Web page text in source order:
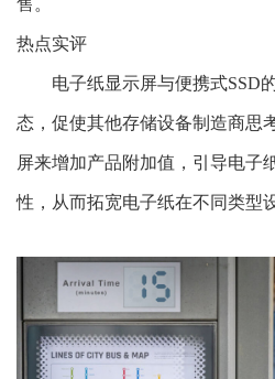
热点实评
电子纸显示屏与便携式SSD
态 ，促使其他存储设备制造商思
屏来增加产品附加值，引导电子
性，从而拓宽电子纸在不同类型